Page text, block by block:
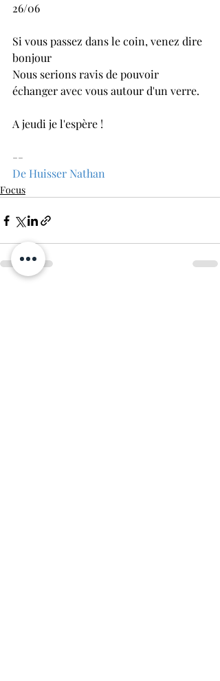
26/06
Si vous passez dans le coin, venez dire
bonjour
Nous serions ravis de pouvoir
échanger avec vous autour d'un verre.
A jeudi je l'espère !
--
De Huisser Nathan
Focus